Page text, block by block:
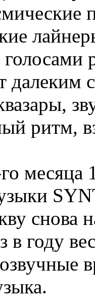
далеким
ритм,
месяца
снова
в году